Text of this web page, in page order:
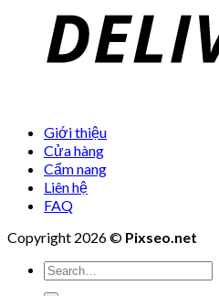
Giới thiệu
Cửa hàng
Cẩm nang
Liên hệ
FAQ
Copyright 2026 © Pixseo.net
Search
for: